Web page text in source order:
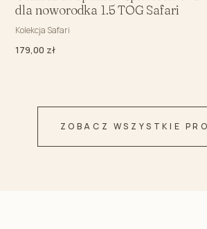
dla noworodka 1.5 TOG Safari
Kolekcja Safari
179,00 zł
ZOBACZ WSZYSTKIE